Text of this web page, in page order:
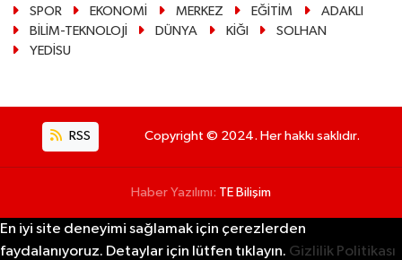
SPOR
EKONOMİ MERKEZ EĞİTİM
ADAKLI
BİLİM-TEKNOLOJİ
DÜNYA KİĞI
SOLHAN
YEDİSU
RSS Copyright © 2024. Her hakkı saklıdır.
Haber Yazılımı: TE Bilişim
En iyi site deneyimi sağlamak için çerezlerden
faydalanıyoruz. Detaylar için lütfen tıklayın. Gizlilik Politikası